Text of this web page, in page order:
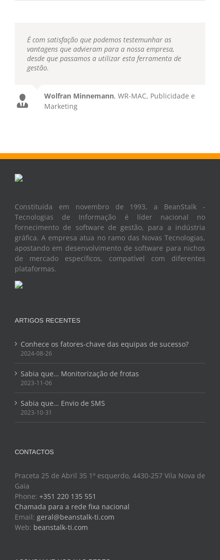
É com satisfação que podemos testemunhar as
vantagens que advieram para a nossa empresa,
desde que passamos a utilizar esta ferramenta de
gestão.
Wolfran Minnemann, WR-MAC, Publicidade e
Marketing
Constituída em novembro de 1993, a BeanStalk -
Tecnologias de Informação é líder nacional no
fornecimento de software de gestão, para a indústria
gráfica. A empresa atua no ramo das Novas Tecnologias,
apostando em desenvolvimento de software para nichos
de mercado específicos, compatível com diferentes
plataformas.
ARTIGOS RECENTES
Conhece os fatores-chave das equipas de sucesso?
2024-08-26
Sabia que… Monitorização de frotas
2023-11-06
Sabia que… Envio de SMS
2023-10-31
CONTACTOS
Praceta 25 de Abril 35 1º esquerdo, 4430-257 Vila Nova de
Gaia
Phone: +351 220 135 551
Chamada para a rede fixa nacional
Email: geral@beanstalk-ti.com
Web: beanstalk-ti.com